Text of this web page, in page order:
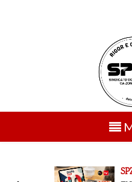
SPZC